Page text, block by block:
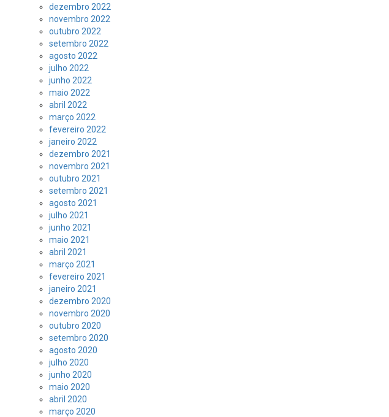
dezembro 2022
novembro 2022
outubro 2022
setembro 2022
agosto 2022
julho 2022
junho 2022
maio 2022
abril 2022
março 2022
fevereiro 2022
janeiro 2022
dezembro 2021
novembro 2021
outubro 2021
setembro 2021
agosto 2021
julho 2021
junho 2021
maio 2021
abril 2021
março 2021
fevereiro 2021
janeiro 2021
dezembro 2020
novembro 2020
outubro 2020
setembro 2020
agosto 2020
julho 2020
junho 2020
maio 2020
abril 2020
março 2020